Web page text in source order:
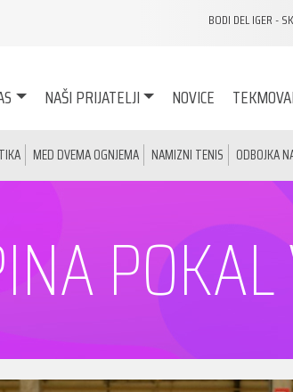
BODI DEL IGER -
NAŠI PRIJATELJI NOVICE
MED DVEMA OGNJEMA NAMIZNI TENIS ODBOJKA